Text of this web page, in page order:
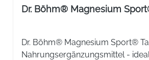
Dr. Böhm® Magnesium
Dr. Böhm® Magnesium Sport®
Nahrungsergänzungsmittel -